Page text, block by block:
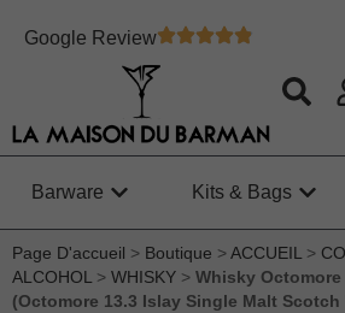
Google Review
Barware Kits & Bags
Page D'accueil > Boutique > ACCUEIL>
ALCOHOL> WHISKY > Whisky Octomore
(Octomore 13.3 Islay Single Malt Scotch